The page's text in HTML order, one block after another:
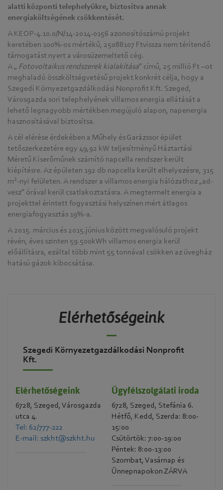
alatti központi telephelyükre, biztosítva annak
energiaköltségének csökkentését.
A KEOP-4.10.0/N/14-2014-0156 azonosítószámú projekt
keretében 100%-os mértékű, 25088107 Ftvissza nem térítendő
támogatást nyert a városüzemeltető cég.
A „ Fotovoltaikus rendszerek kialakítása” című, 25 millió Ft –ot
meghaladó összköltségvetésű projekt konkrét célja, hogy a
Szegedi Környezetgazdálkodási Nonprofit Kft. Szeged,
Városgazda sori telephelyének villamos energia ellátását a
lehető legnagyobb mértékben megújuló alapon, napenergia
hasznosításával biztosítsa.
A cél elérése érdekében a Műhely és Garázssor épület
tetőszerkezetére egy 49,92 kW teljesítményű Háztartási
Méretű Kiserőműnek számító napcella rendszer került
kiépítésre. Az épületen 192 db napcella került elhelyezésre, 315
m2-nyi felületen. A rendszer a villamos energia hálózathoz „ad-
vesz” órával kerül csatlakoztatásra. A megtermelt energia a
projekttel érintett fogyasztási helyszínen mért átlagos
energiafogyasztás 19%-a.
A 2015. március és 2015.június között megvalósuló projekt
révén, éves szinten 59.500kWh villamos energia kerül
előállításra, ezáltal több mint 55 tonnával csökken az üvegház
hatású gázok kibocsátása.
Elérhetőségeink
Szegedi Környezetgazdálkodási Nonprofit
Kft.
Elérhetőségeink
6728, Szeged, Városgazda
utca 4.
Tel: 62/777-222
E-mail: szkht@szkht.hu
Ügyfélszolgálati iroda
6728, Szeged, Stefánia 6.
Hétfő, Kedd, Szerda: 8:00-
15:00
Csütörtök: 7:00-19:00
Péntek: 8:00-13:00
Szombat, Vasárnap és
Ünnepnapokon ZÁRVA